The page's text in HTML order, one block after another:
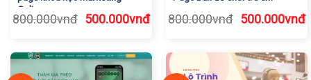
Online
800.000vnđ Giá
800.000vnđ.
500.000vnđGiá
là:
500.000vnđ.
800.000vnđ Giá
800.000vnđ.
500.000vnđ